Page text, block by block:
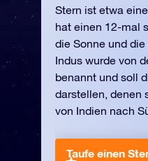
Stern ist etwa
hat einen 12-mal
die Sonne und
Indus wurde von
benannt und soll
darstellen, denen
von Indien nach
Taufe einen